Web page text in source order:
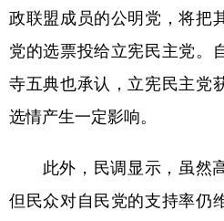
政联盟成员的公明党，将把
党的选票投给立宪民主党。
寺五典也承认，立宪民主党
选情产生一定影响。
此外，民调显示，虽然高
但民众对自民党的支持率仍